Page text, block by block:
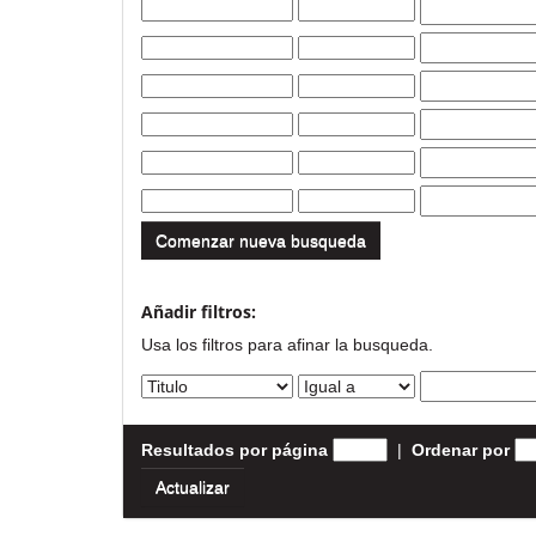
Comenzar nueva busqueda
Añadir filtros:
Usa los filtros para afinar la busqueda.
Resultados por página | Ordenar por